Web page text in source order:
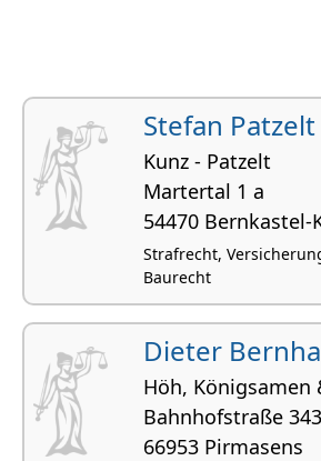
Stefan Patzelt
Kunz - Patzelt
Martertal 1 a
54470 Bernkastel-
Strafrecht,
Baurecht
Dieter
Höh, Königsamen
Bahnhofstraße
66953 Pirmasens